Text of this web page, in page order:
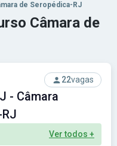
de Seropédica-RJ
22vagas
- Câmara
Ver todos +
Câmara de